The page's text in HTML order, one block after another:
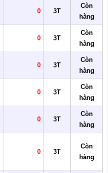
0 3T
Còn
hàng
0 3T
Còn
hàng
0 3T
Còn
hàng
0 3T
Còn
hàng
0 3T
Còn
hàng
0 3T
Còn
hàng